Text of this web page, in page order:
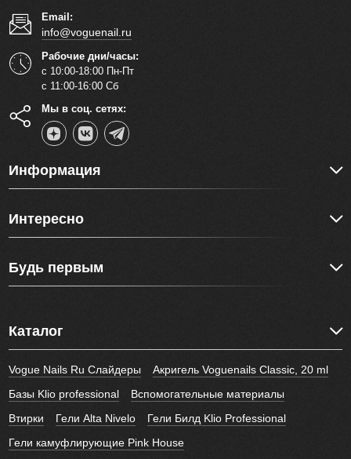
Email:
info@voguenail.ru
Рабочие дни/часы:
с 10:00-18:00 Пн-Пт
с 11:00-16:00 Сб
Мы в соц. сетях:
Информация
Интересно
Будь первым
Каталог
Vogue Nails Ru Слайдеры
Акригель Voguenails Classic, 20 ml
Базы Klio professional
Вспомогательные материалы
Втирки
Гели Alta Nivelo
Гели Билд Klio Professional
Гели камуфлирующие Pink House